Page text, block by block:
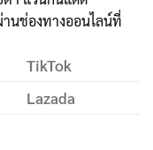
นช่องทางออนไลน์ที่
TikTok
Lazada